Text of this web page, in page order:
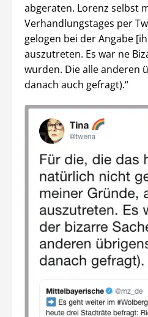
abgeraten. Lorenz selbst
Verhandlungstages per
gelogen bei der Angabe
auszutreten. Es war ne
wurden. Die alle anderen
danach auch gefragt).“